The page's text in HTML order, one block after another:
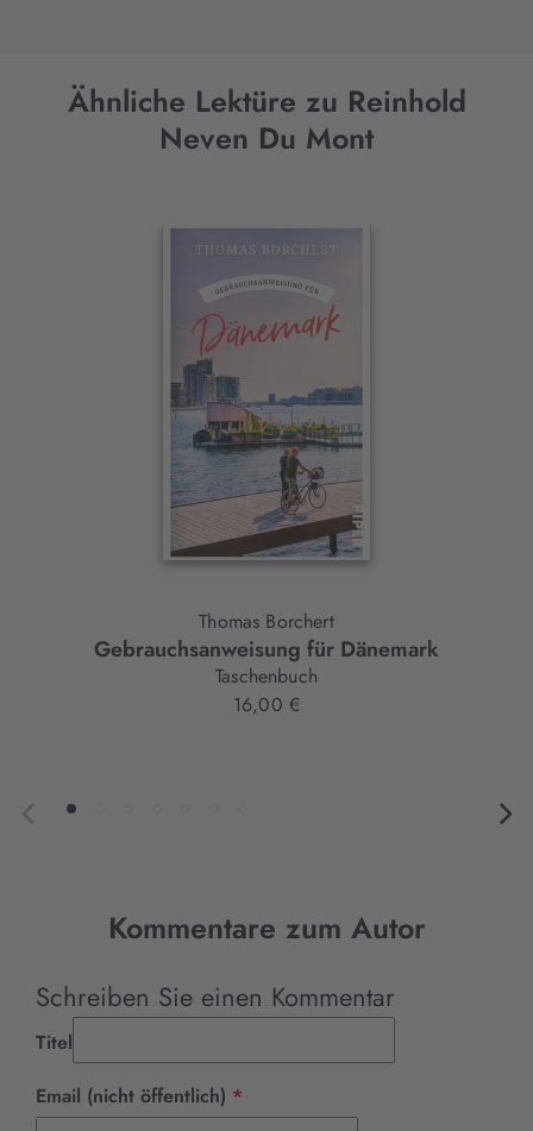
Ähnliche Lektüre zu Reinhold
Neven Du Mont
Thomas Borchert
Gebrauchsanweisung für Dänemark
Taschenbuch
16,00 €
Kommentare zum Autor
Schreiben Sie einen Kommentar
Titel
Email (nicht öffentlich) *